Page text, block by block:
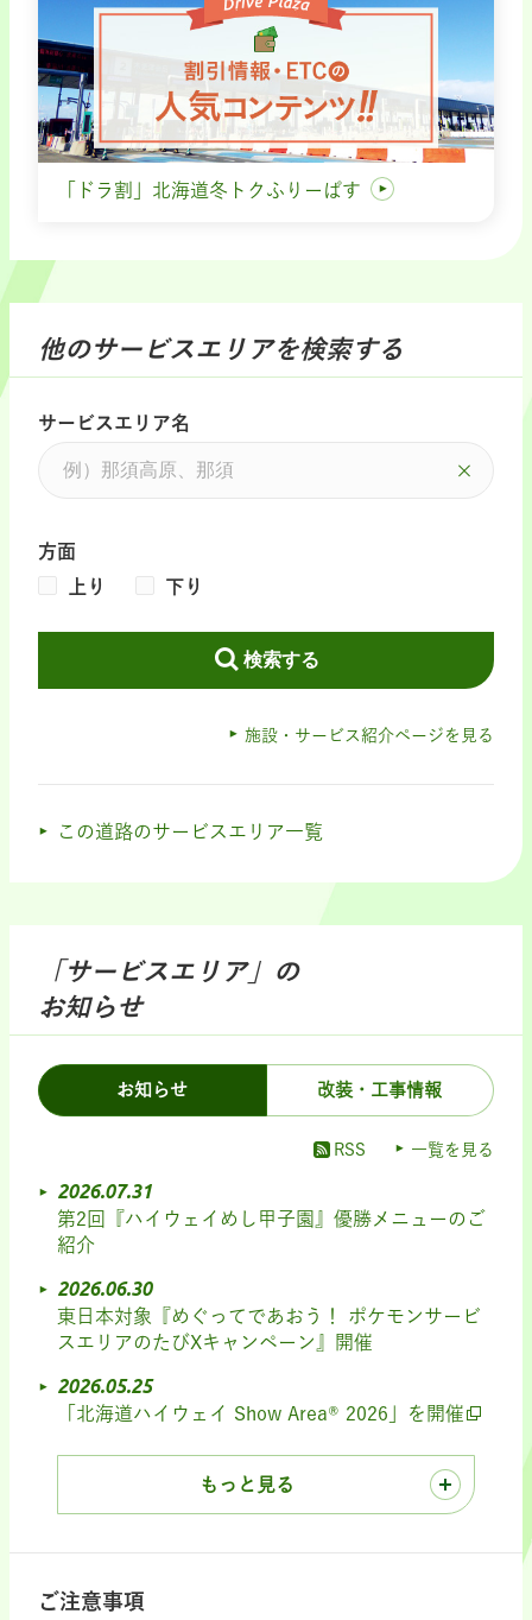
「ドラ割」北海道冬トクふりーぱす
他のサービスエリアを検索する
サービスエリア名
方面
上り
下り
検索する
施設・サービス紹介ページを見る
この道路のサービスエリア一覧
「サービスエリア」の
お知らせ
お知らせ 改装・工事情報
RSS 一覧を見る
2026.07.31
第2回『ハイウェイめし甲子園』優勝メニューのご
紹介
2026.06.30
東日本対象『めぐってであおう！ ポケモンサービ
スエリアのたびXキャンペーン』開催
2026.05.25
「北海道ハイウェイ Show Area® 2026」を開催
もっと見る
ご注意事項